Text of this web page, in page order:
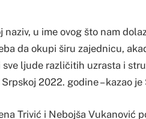
naziv, u ime ovog što nam
da okupi širu zajednicu,
ljude različitih uzrasta i
2022. godine – kazao
Trivić i Nebojša Vukanović